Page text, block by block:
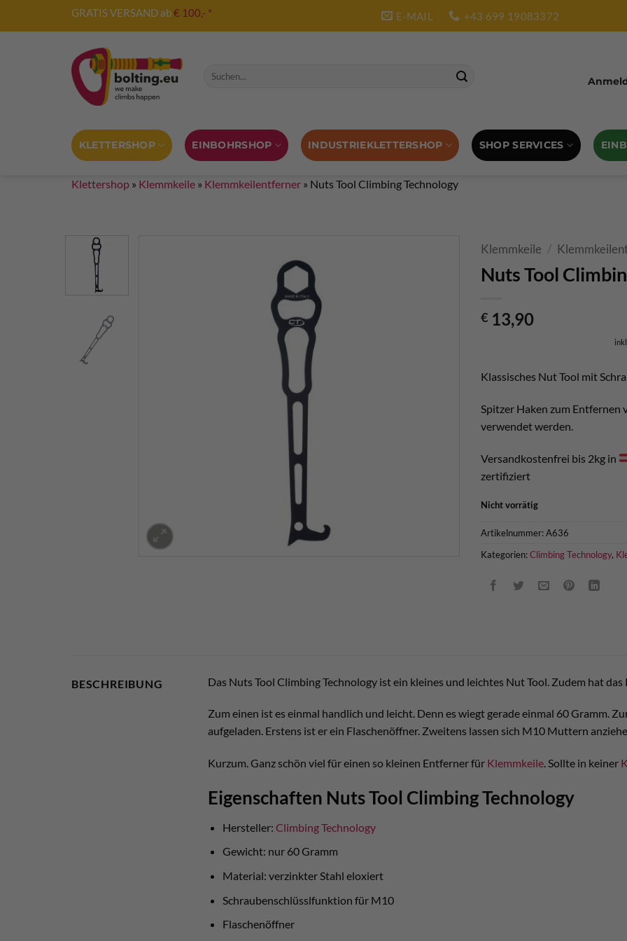
GRATIS VERSAND ab€ 100,- * E-MAIL +43 699 19083372
Suche nach:
KLETTERSHOP EINBOHRSHOP INDUSTRIEKLETTERSHOP SHOP SERVICES
Klettershop » Klemmkeile » Klemmkeilentferner » Nuts Tool Climbing Technology
Klemmkeile /
Nuts Tool
€ 13,90
Klassisches Nut Tool mit
Spitzer Haken zum Entfernen
verwendet werden.
Versandkostenfrei bis 2kg in
zertifiziert
Nicht vorrätig
Artikelnummer:A636
Kategorien:Climbing Technology,
BESCHREIBUNG Das Nuts Tool Climbing Technology ist ein kleines und leichtes Nut Tool. Zudem hat
Zum einen ist es einmal handlich und leicht. Denn es wiegt gerade einmal 60 Gramm.
aufgeladen. Erstens ist er ein Flaschenöffner. Zweitens lassen sich M10 Muttern
Kurzum. Ganz schön viel für einen so kleinen Entferner für Klemmkeile. Sollte in keiner
Eigenschaften Nuts Tool Climbing Technology
Hersteller: Climbing Technology
Gewicht: nur 60 Gramm
Material: verzinkter Stahl eloxiert
Schraubenschlüsslfunktion für M10
Flaschenöffner